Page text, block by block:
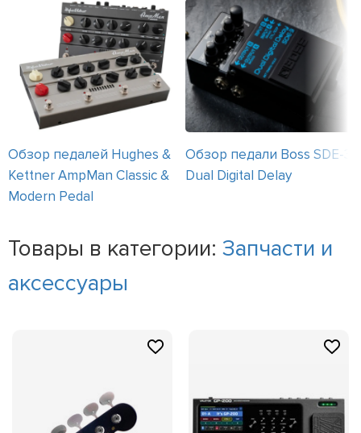
Обзор педалей Hughes &
Kettner AmpMan Classic &
Modern Pedal
Обзор педали Boss SDE-3
Dual Digital Delay
Товары в категории: Запчасти и
аксессуары